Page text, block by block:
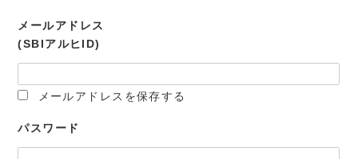
メールアドレス
(SBIアルヒID)
メールアドレスを保存する
パスワード